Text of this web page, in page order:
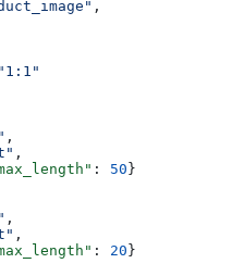
,
"1:1"
,
,
: 50 }
,
,
: 20 }